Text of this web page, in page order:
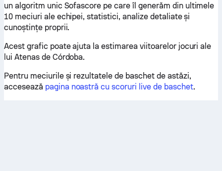
un algoritm unic Sofascore pe care îl generăm din ultimele
10 meciuri ale echipei, statistici, analize detaliate și
cunoștințe proprii.
Acest grafic poate ajuta la estimarea viitoarelor jocuri ale
lui Atenas de Córdoba.
Pentru meciurile și rezultatele de baschet de astăzi,
accesează pagina noastră cu scoruri live de baschet.